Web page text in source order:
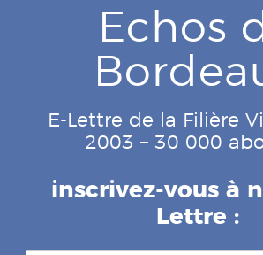
Echos
E-Lettre de la Filière
2003 – 30 000
inscrivez-vous à
Lettre :